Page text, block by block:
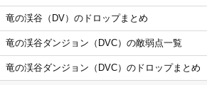
竜の渓谷（DV）のドロップまとめ
竜の渓谷ダンジョン（DVC）の敵弱点一覧
竜の渓谷ダンジョン（DVC）のドロップまとめ